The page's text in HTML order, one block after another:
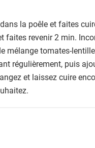
la poêle et faites
revenir 2 min.
mélange tomates-
régulièrement, puis
et laissez cuire